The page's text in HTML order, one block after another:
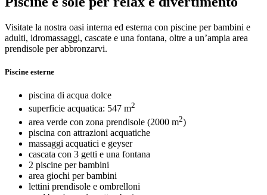
Visitate la nostra oasi interna ed esterna con piscine per bambini e
adulti, idromassaggi, cascate e una fontana, oltre a un’ampia area
prendisole per abbronzarvi.
Piscine esterne
piscina di acqua dolce
superficie acquatica: 547 m2
area verde con zona prendisole (2000 m2)
piscina con attrazioni acquatiche
massaggi acquatici e geyser
cascata con 3 getti e una fontana
2 piscine per bambini
area giochi per bambini
lettini prendisole e ombrelloni